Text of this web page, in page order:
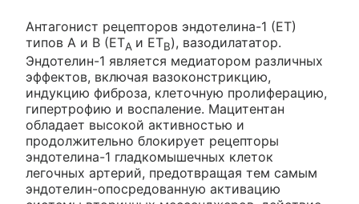
Антагонист рецепторов эндотелина-1 (ЕТ)
типов А и В (ЕТА и ЕТВ), вазодилататор.
Эндотелин-1 является медиатором различных
эффектов, включая вазоконстрикцию,
индукцию фиброза, клеточную пролиферацию,
гипертрофию и воспаление. Мацитентан
обладает высокой активностью и
продолжительно блокирует рецепторы
эндотелина-1 гладкомышечных клеток
легочных артерий, предотвращая тем самым
эндотелин-опосредованную активацию